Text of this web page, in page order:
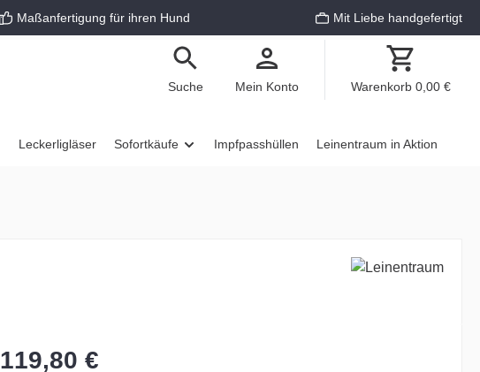
Maßanfertigung für ihren Hund Mit Liebe handgefertigt
Suche Mein Konto Warenkorb 0,00 €
Leckerligläser Sofortkäufe Impfpasshüllen Leinentraum in Aktion
119,80 €